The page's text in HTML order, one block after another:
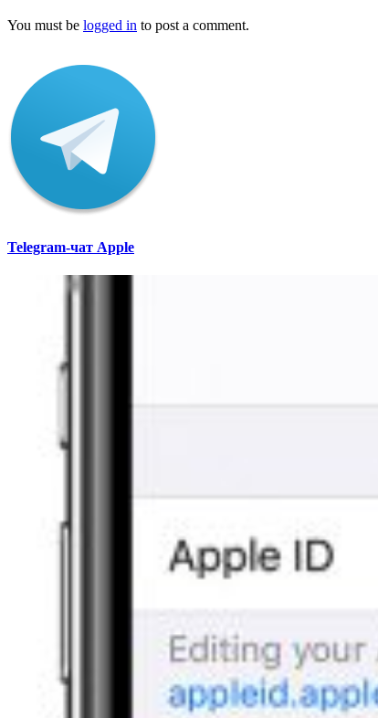
You must be logged in to post a comment.
Telegram-чат Apple